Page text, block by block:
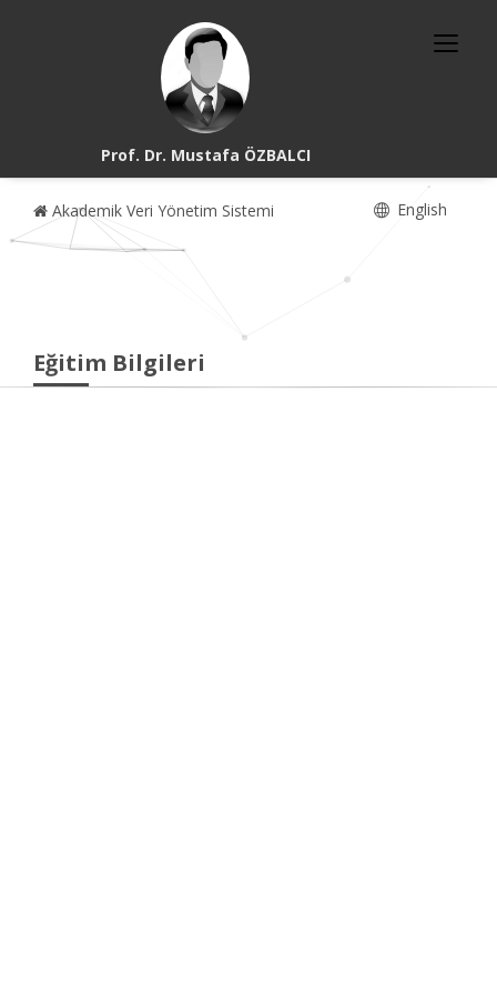
Prof. Dr. Mustafa ÖZBALCI
Akademik Veri Yönetim Sistemi English
Eğitim Bilgileri